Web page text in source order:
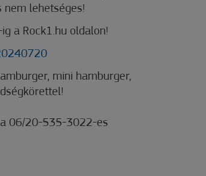
nem lehetséges!
a Rock1.hu oldalon!
mini hamburger,
a 06/20-535-3022-es